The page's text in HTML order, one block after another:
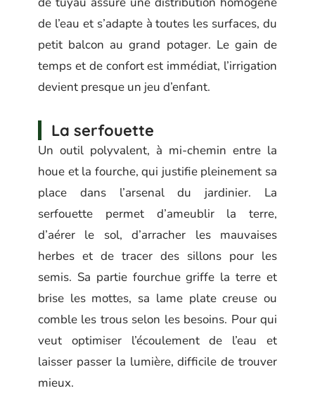
de l’eau et s’adapte à toutes les surfaces, du
petit balcon au grand potager. Le gain de
temps et de confort est immédiat, l’irrigation
devient presque un jeu d’enfant.
La serfouette
Un outil polyvalent, à mi-chemin entre la
houe et la fourche, qui justifie pleinement sa
place dans l’arsenal du jardinier. La
serfouette permet d’ameublir la terre,
d’aérer le sol, d’arracher les mauvaises
herbes et de tracer des sillons pour les
semis. Sa partie fourchue griffe la terre et
brise les mottes, sa lame plate creuse ou
comble les trous selon les besoins. Pour qui
veut optimiser l’écoulement de l’eau et
laisser passer la lumière, difficile de trouver
mieux.